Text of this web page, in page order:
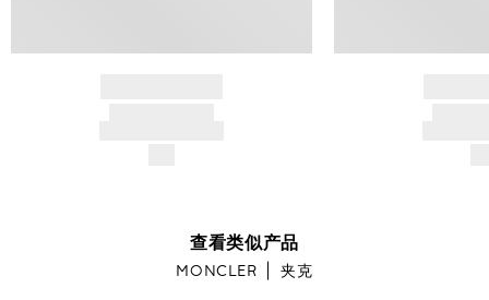
查看类似产品
MONCLER 夹克